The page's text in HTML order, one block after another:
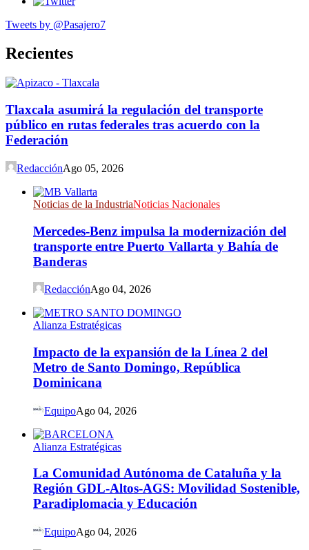
Tweets by @Pasajero7
Recientes
Tlaxcala asumirá la regulación del transporte
público en rutas federales tras acuerdo con la
Federación
RedacciónAgo 05, 2026
Noticias de la IndustriaNoticias Nacionales
Mercedes-Benz impulsa la modernización del
transporte entre Puerto Vallarta y Bahía de
Banderas
RedacciónAgo 04, 2026
Alianza Estratégicas
Impacto de la expansión de la Línea 2 del
Metro de Santo Domingo, República
Dominicana
EquipoAgo 04, 2026
Alianza Estratégicas
La Comunidad Autónoma de Cataluña y la
Región GDL-Altos-AGS: Movilidad Sostenible,
Paradiplomacia y Educación
EquipoAgo 04, 2026